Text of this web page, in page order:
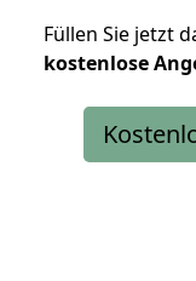
Füllen Sie jetzt
kostenlose